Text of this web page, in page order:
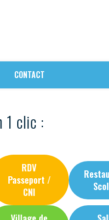
CONTACT
1 clic :
RDV
Passeport /
CNI